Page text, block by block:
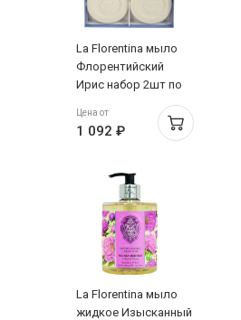
La Florentina мыло
Флорентийский
Ирис набор 2шт по
Цена от
1 092 ₽
La Florentina мыло
жидкое Изысканный